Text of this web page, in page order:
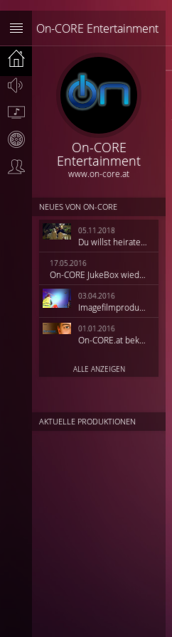
On-CORE Entertainment
On-CORE
Entertainment
www.on-core.at
NEUES VON ON-CORE
05.11.2018
Du willst heiraten?
17.05.2016
On-CORE JukeBox wieder online!
03.04.2016
Imagefilmproduktion HiQ Solutions
01.01.2016
On-CORE.at bekommt ein neues Outfit
ALLE ANZEIGEN
AKTUELLE PRODUKTIONEN




